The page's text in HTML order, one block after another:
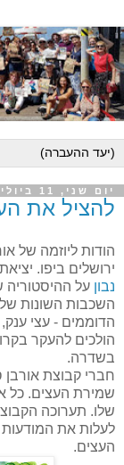
יום שני, 11 ביולי 2016
להציל את
הודות ליוזמה של
ירושלים ביפו.
נבון
השכבות השונות
הדוממים - עצי
הולכים להעקר
בשדרה.
חברי קבוצת
שמירת העצים. כל
שלו. תערוכה
לעלות את
העצים.